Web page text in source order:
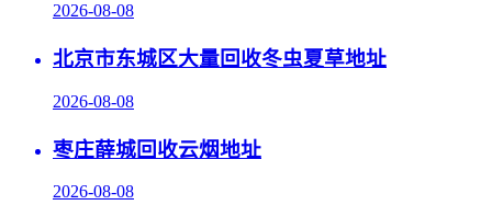
2026-08-08
北京市东城区大量回收冬虫夏草地址
2026-08-08
枣庄薛城回收云烟地址
2026-08-08